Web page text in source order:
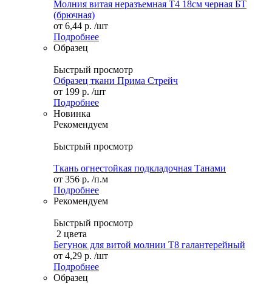
Молния витая неразъемная Т4 18см черная БТ
(брючная)
от 6,44 р. /шт
Подробнее
Образец
Быстрый просмотр
Образец ткани Прима Стрейч
от 199 р. /шт
Подробнее
Новинка
Рекомендуем
Быстрый просмотр
Ткань огнестойкая подкладочная Танами
от 356 р. /п.м
Подробнее
Рекомендуем
Быстрый просмотр
2 цвета
Бегунок для витой молнии Т8 галантерейный
от 4,29 р. /шт
Подробнее
Образец